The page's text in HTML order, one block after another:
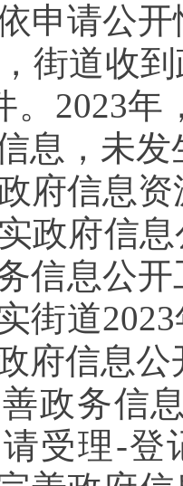
请公开
道收到
。2023
息，未
信息资
府信息
信息公
街道
府信息
务信息
受理-登